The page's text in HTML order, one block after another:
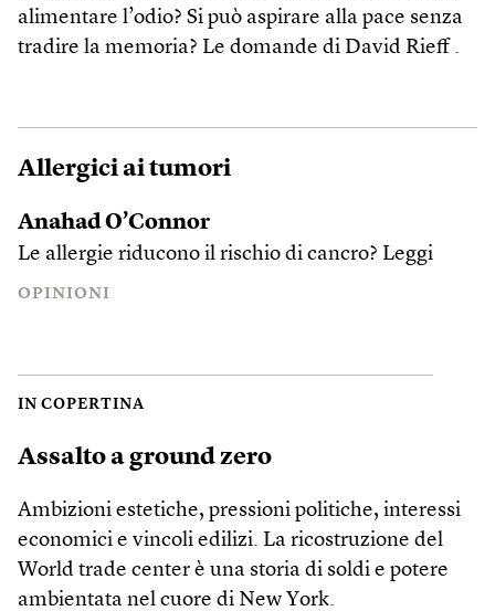
alimentare l’odio? Si può aspirare alla pace senza
tradire la memoria? Le domande di David Rieff .
Allergici ai tumori
Anahad O’Connor
Le allergie riducono il rischio di cancro? Leggi
OPINIONI
IN COPERTINA
Assalto a ground zero
Ambizioni estetiche, pressioni politiche, interessi
economici e vincoli edilizi. La ricostruzione del
World trade center è una storia di soldi e potere
ambientata nel cuore di New York.